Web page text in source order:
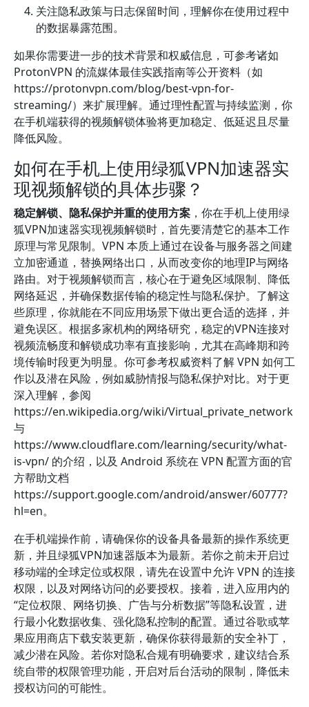
关注隐私政策与日志保留时间，理解你在使用过程中
的数据暴露范围。
如果你需要进一步的技术背景和权威信息，可参考诸如
ProtonVPN 的流媒体最佳实践指南等公开资料（如
https://protonvpn.com/blog/best-vpn-for-
streaming/）来扩展理解。通过理性配置与持续监测，你
在手机端获得的视频解锁体验将更加稳定、低延迟且尽量
降低风险。
如何在手机上使用绿狐VPN加速器实
现视频解锁的具体步骤？
稳定解锁、隐私保护并重的使用方案 ，你在手机上使用绿
狐VPN加速器实现视频解锁时，首先要清楚它的基本工作
原理与常见限制。VPN 本质上通过在设备与服务器之间建
立加密通道，替换网络出口，从而改变你的地理IP与网络
路由。对于视频解锁而言，核心在于避免区域限制、降低
网络延迟，并确保数据传输的稳定性与隐私保护。了解这
些原理，你就能在不同应用场景下做出更合适的选择，并
避免误区。根据多家机构的网络研究，稳定的VPN连接对
视频流畅度和解锁成功率有直接影响，尤其在高峰期和跨
境传输时段更为明显。你可参考权威资料了解 VPN 如何工
作以及潜在风险，例如威胁情报与隐私保护对比。对于更
深入理解，参阅
https://en.wikipedia.org/wiki/Virtual_private_network
与
https://www.cloudflare.com/learning/security/what-
is-vpn/ 的介绍，以及 Android 系统在 VPN 配置方面的官
方帮助文档
https://support.google.com/android/answer/60777?
hl=en。
在手机端操作前，请确保你的设备具备最新的操作系统更
新，并且绿狐VPN加速器版本为最新。若你之前未开启过
移动端的全球定位或权限，请先在设置中允许 VPN 的连接
权限，以及对网络访问的必要授权。接着，进入应用内的
“定位权限、网络切换、广告与分析数据”等隐私设置，进
行最小化数据收集、强化隐私控制的配置。通过谷歌或苹
果应用商店下载安装更新，确保你获得最新的安全补丁，
减少潜在风险。若你对隐私合规有明确要求，建议结合系
统自带的权限管理功能，开启对后台活动的限制，降低未
授权访问的可能性。